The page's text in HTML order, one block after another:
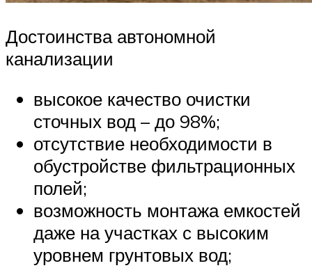
Достоинства автономной
канализации
высокое качество очистки
сточных вод – до 98%;
отсутствие необходимости в
обустройстве фильтрационных
полей;
возможность монтажа емкостей
даже на участках с высоким
уровнем грунтовых вод;